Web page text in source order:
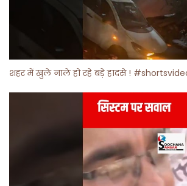
शहर में खुले नाले हो रहे बड़े हादसे !